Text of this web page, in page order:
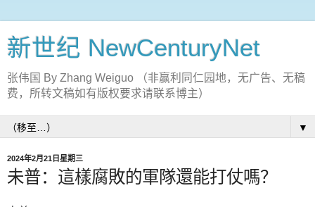
新世纪 NewCenturyNet
张伟国 By Zhang Weiguo （非赢利同仁园地，无广告、无稿
费，所转文稿如有版权要求请联系博主）
▼
2024年2月21日星期三
未普：這樣腐敗的軍隊還能打仗嗎？